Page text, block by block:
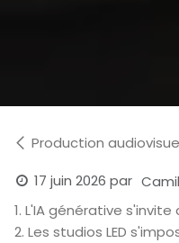
Production
17 juin 2026 par
1. L'IA générative
2. Les studios LED